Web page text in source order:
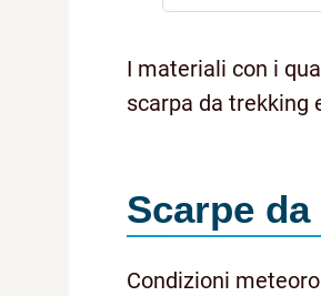
I materiali con i
scarpa da trekking
Scarpe
Condizioni